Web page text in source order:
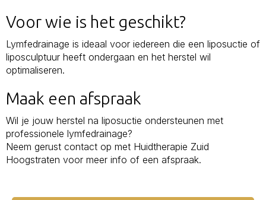
Voor wie is het geschikt?
Lymfedrainage is ideaal voor iedereen die een liposuctie of
liposculptuur heeft ondergaan en het herstel wil
optimaliseren.
Maak een afspraak
Wil je jouw herstel na liposuctie ondersteunen met
professionele lymfedrainage?
Neem gerust contact op met Huidtherapie Zuid
Hoogstraten voor meer info of een afspraak.